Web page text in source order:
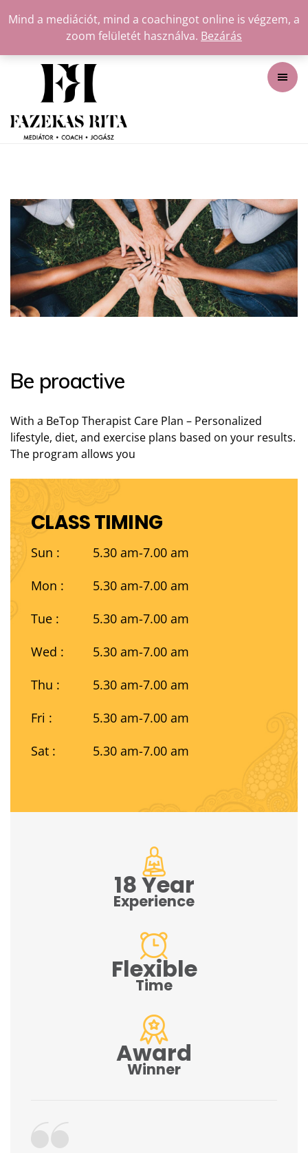
Mind a mediációt, mind a coachingot online is végzem, a
zoom felületét használva. Bezárás
Be proactive
With a BeTop Therapist Care Plan – Personalized
lifestyle, diet, and exercise plans based on your results.
The program allows you
CLASS TIMING
Sun :
5.30 am-7.00 am
Mon :
5.30 am-7.00 am
Tue :
5.30 am-7.00 am
Wed :
5.30 am-7.00 am
Thu :
5.30 am-7.00 am
Fri :
5.30 am-7.00 am
Sat :
5.30 am-7.00 am
18 Year
Experience
Flexible
Time
Award
Winner